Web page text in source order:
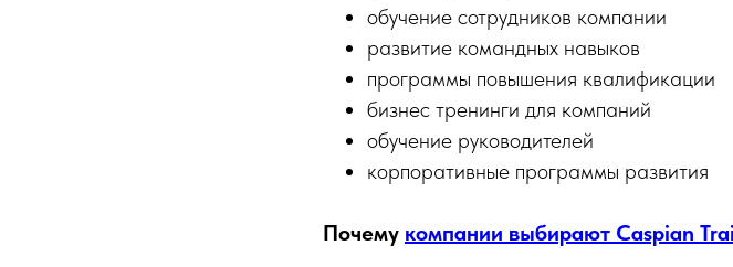
обучение сотрудников компании
развитие командных навыков
программы повышения квалификации
бизнес тренинги для компаний
обучение руководителей
корпоративные программы развития
Почему компании выбирают Caspian